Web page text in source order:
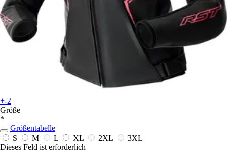
+-2
Größe
*
Größentabelle
S
M L XL 2XL
3XL
Dieses Feld ist erforderlich